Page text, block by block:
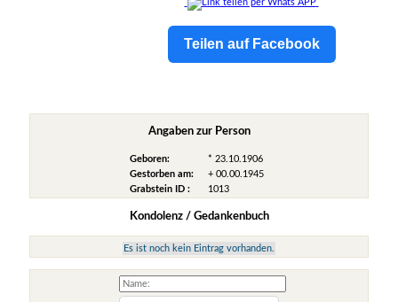
Teilen auf Facebook
Angaben zur Person
Geboren:
* 23.10.1906
Gestorben am:
+ 00.00.1945
Grabstein ID :
1013
Kondolenz / Gedankenbuch
Es ist noch kein Eintrag vorhanden.